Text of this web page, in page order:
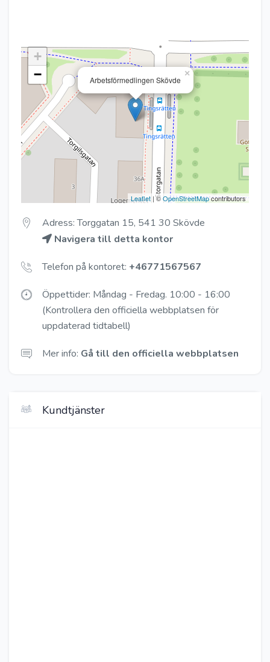
Arbetsförmedlingen Skövde
×
+
−
Leaflet | ©OpenStreetMapcontributors
Adress: Torggatan 15, 541 30 Skövde
Navigera till detta kontor
Telefon på kontoret: +46771567567
Öppettider: Måndag - Fredag. 10:00 - 16:00
(Kontrollera den officiella webbplatsen för
uppdaterad tidtabell)
Mer info: Gå till den officiella webbplatsen
Kundtjänster